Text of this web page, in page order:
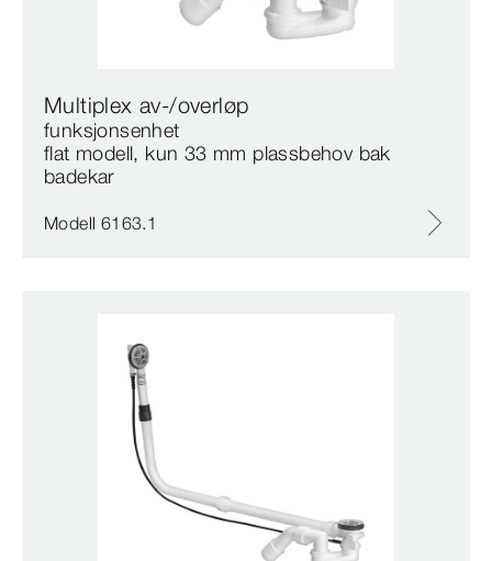
Multiplex av-/overløp
funksjonsenhet
flat modell, kun 33 mm plassbehov bak
badekar
Modell 6163.1